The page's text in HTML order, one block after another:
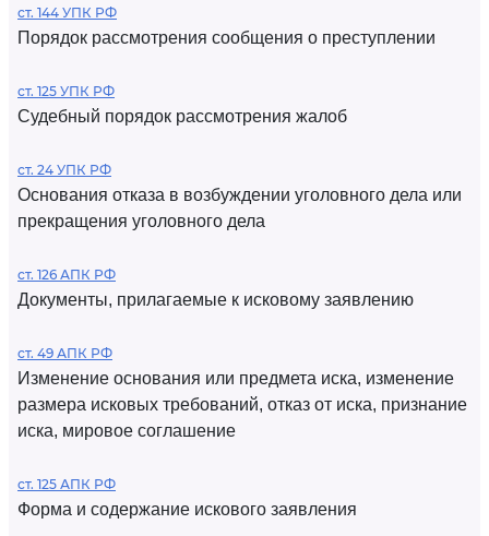
ст. 144 УПК РФ
Порядок рассмотрения сообщения о преступлении
ст. 125 УПК РФ
Судебный порядок рассмотрения жалоб
ст. 24 УПК РФ
Основания отказа в возбуждении уголовного дела или
прекращения уголовного дела
ст. 126 АПК РФ
Документы, прилагаемые к исковому заявлению
ст. 49 АПК РФ
Изменение основания или предмета иска, изменение
размера исковых требований, отказ от иска, признание
иска, мировое соглашение
ст. 125 АПК РФ
Форма и содержание искового заявления